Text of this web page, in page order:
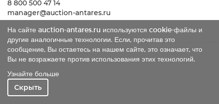
На сайте auction-antares.ru используются cookie-файлы и
другие аналогичные технологии. Если, прочитав это
сообщение, Вы остаетесь на нашем сайте, это означает, что
Вы не возражаете против использования этих технологий.
Узнайте больше
Скрыть
8 800 500 47 14
manager@auction-antares.ru